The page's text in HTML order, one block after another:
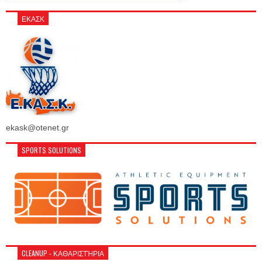
ΕΚΑΣΚ
ekask@otenet.gr
SPORTS SOLUTIONS
CLEANUP - ΚΑΘΑΡΙΣΤΉΡΙΑ